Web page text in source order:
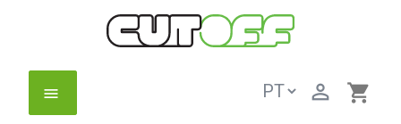
menu shopping_cart
